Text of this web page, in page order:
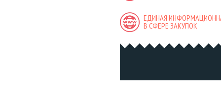
ЕДИНАЯ
В СФЕРЕ ЗАКУПОК